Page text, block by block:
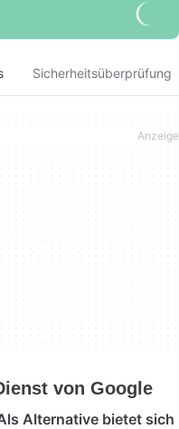
Sicherheitsüberprüfung
von Google
Alternative bietet sich